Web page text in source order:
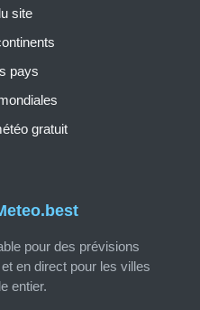
pour des prévisions
en direct pour les villes
entier.
site
pays
gratuit